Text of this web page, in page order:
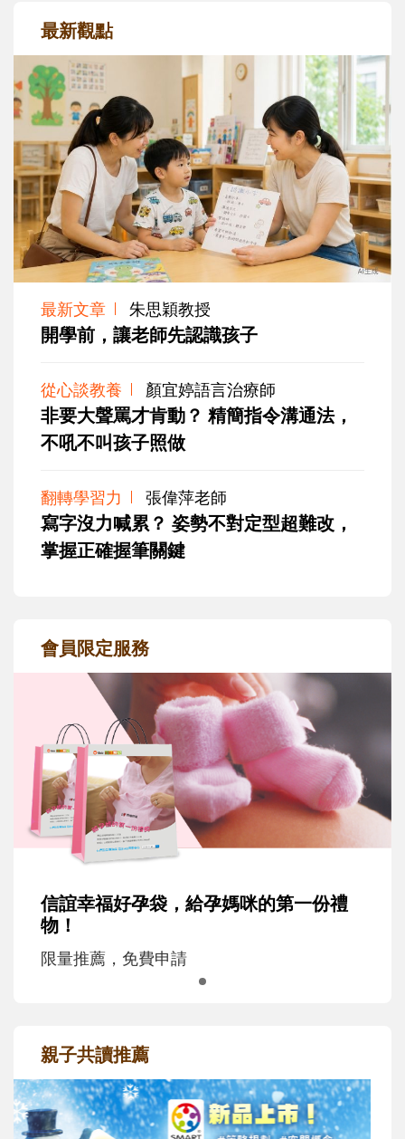
最新觀點
最新文章 朱思穎教授
開學前，讓老師先認識孩子
從心談教養 顏宜婷語言治療師
非要大聲罵才肯動？ 精簡指令溝通法，
不吼不叫孩子照做
翻轉學習力 張偉萍老師
寫字沒力喊累？ 姿勢不對定型超難改，
掌握正確握筆關鍵
會員限定服務
信誼幸福好孕袋，給孕媽咪的第一份禮
物！
限量推薦，免費申請
親子共讀推薦